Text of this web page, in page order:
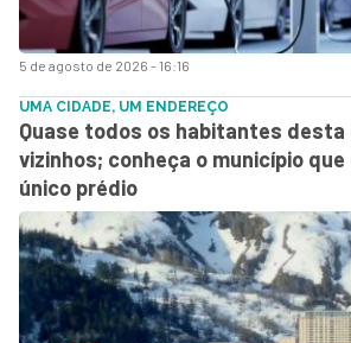
5 de agosto de 2026 - 16:16
UMA CIDADE, UM ENDEREÇO
Quase todos os habitantes desta
vizinhos; conheça o município que
único prédio